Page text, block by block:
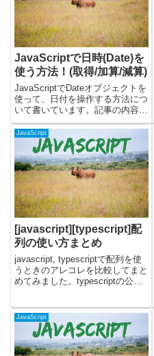
JavaScriptで日時(Date)を
使う方法！(取得/加算/減算)
JavaScriptでDateオブジェクトを
使って、日付を操作する方法につ
いて書いています。記事の内容に
ついては、下記になります。・
Dateオブジェクトで日時を取得
する・Dateオブジェクトで日付
を加算・減算するDateオブジェ
クトを使って...
JavaScript
[javascript][typescript]配
列の使い方まとめ
javascript, typescriptで配列を使
うときのアレコレを比較してまと
めてみました。typescriptの公式
宣言文字列だけの配列let
nintendo_g...
JavaScript